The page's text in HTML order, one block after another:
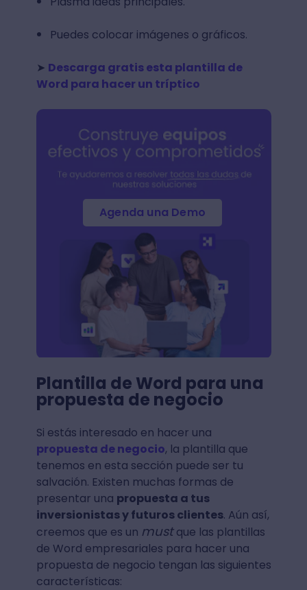
Puedes colocar imágenes o gráficos.
➤ Descarga gratis esta plantilla de
Word para hacer un tríptico
Agenda una Demo
Plantilla de Word para una
propuesta de negocio
Si estás interesado en hacer una
propuesta de negocio, la plantilla que
tenemos en esta sección puede ser tu
salvación. Existen muchas formas de
presentar una propuesta a tus
inversionistas y futuros clientes. Aún así,
creemos que es un mustque las plantillas
de Word empresariales para hacer una
propuesta de negocio tengan las siguientes
características: